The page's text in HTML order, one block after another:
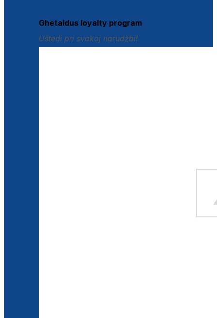
Ghetaldus loyalty program
Uštedi pri svakoj narudžbi!